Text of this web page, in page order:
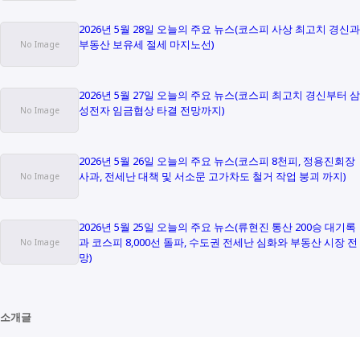
2026년 5월 28일 오늘의 주요 뉴스(코스피 사상 최고치 경신과
부동산 보유세 절세 마지노선)
2026년 5월 27일 오늘의 주요 뉴스(코스피 최고치 경신부터 삼
성전자 임금협상 타결 전망까지)
2026년 5월 26일 오늘의 주요 뉴스(코스피 8천피, 정용진회장
사과, 전세난 대책 및 서소문 고가차도 철거 작업 붕괴 까지)
2026년 5월 25일 오늘의 주요 뉴스(류현진 통산 200승 대기록
과 코스피 8,000선 돌파, 수도권 전세난 심화와 부동산 시장 전
망)
소개글